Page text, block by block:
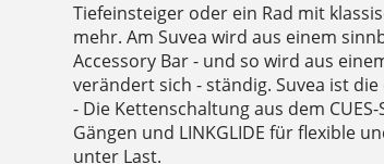
Tiefeinsteiger oder ein Rad mit
mehr. Am Suvea wird aus einem
Accessory Bar - und so wird aus
verändert sich - ständig. Suvea ist
- Die Kettenschaltung aus dem
Gängen und LINKGLIDE für flexible
unter Last.